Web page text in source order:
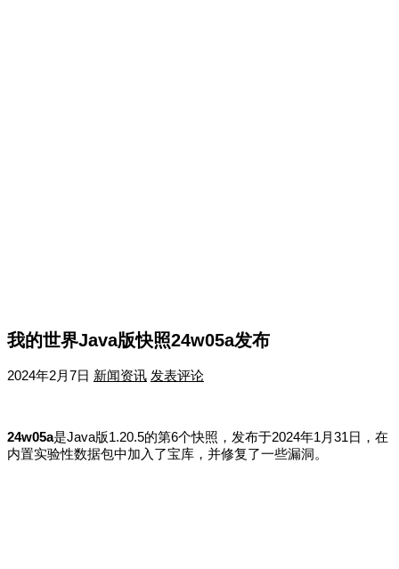
我的世界Java版快照24w05a发布
2024年2月7日 新闻资讯 发表评论
24w05a是Java版1.20.5的第6个快照，发布于2024年1月31日 ，在
内置实验性数据包中加入了宝库，并修复了一些漏洞。